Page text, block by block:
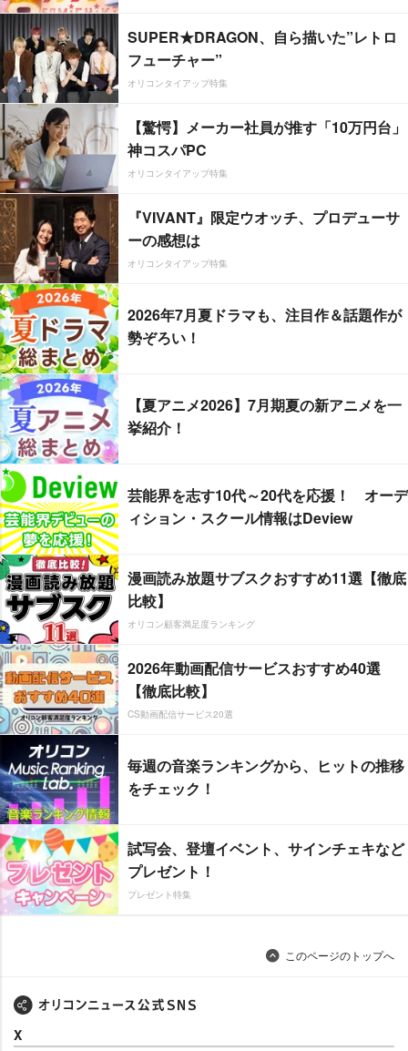
SUPER★DRAGON、自ら描いた”レトロ
フューチャー”
オリコンタイアップ特集
【驚愕】メーカー社員が推す「10万円台」
神コスパPC
オリコンタイアップ特集
『VIVANT』限定ウオッチ、プロデューサ
ーの感想は
オリコンタイアップ特集
2026年7月夏ドラマも、注目作＆話題作が
勢ぞろい！
【夏アニメ2026】7月期夏の新アニメを一
挙紹介！
芸能界を志す10代～20代を応援！ オーデ
ィション・スクール情報はDeview
漫画読み放題サブスクおすすめ11選【徹底
比較】
オリコン顧客満足度ランキング
2026年動画配信サービスおすすめ40選
【徹底比較】
CS動画配信サービス20選
毎週の音楽ランキングから、ヒットの推移
をチェック！
試写会、登壇イベント、サインチェキなど
プレゼント！
プレゼント特集
このページのトップへ
X